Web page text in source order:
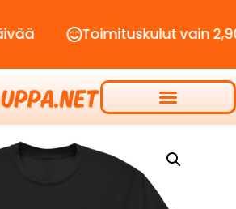
Toimituskulut vain 2,90€